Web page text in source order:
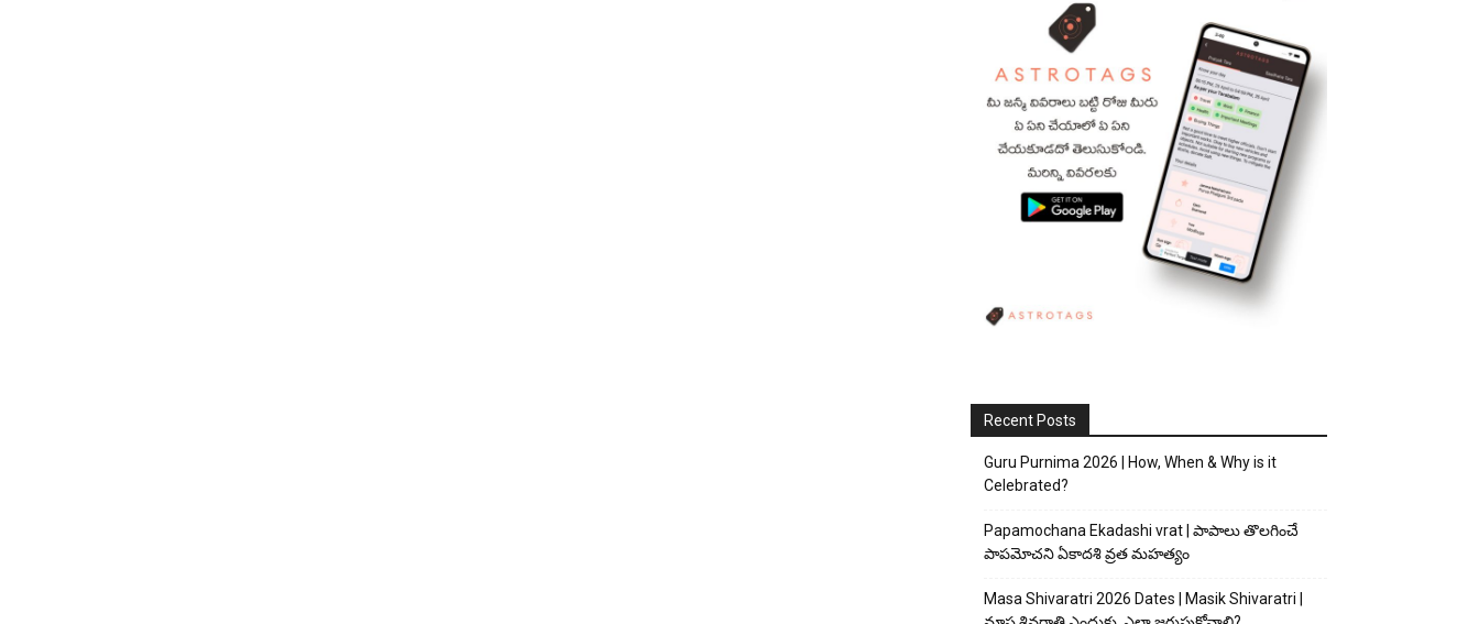
Recent Posts
Guru Purnima 2026 | How, When & Why is it
Celebrated?
Papamochana Ekadashi vrat | పాపాలు తొలగించే
పాపమోచని ఏకాదశి వ్రత మహత్యం
Masa Shivaratri 2026 Dates | Masik Shivaratri |